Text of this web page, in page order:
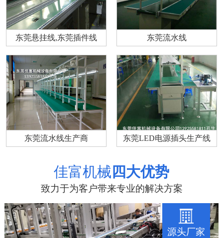
东莞悬挂线,东莞插件线 东莞流水线
东莞流水线生产商 东莞LED电源插头生产线
佳富机械 四大优势
致力于为客户带来专业的解决方案
源头厂家